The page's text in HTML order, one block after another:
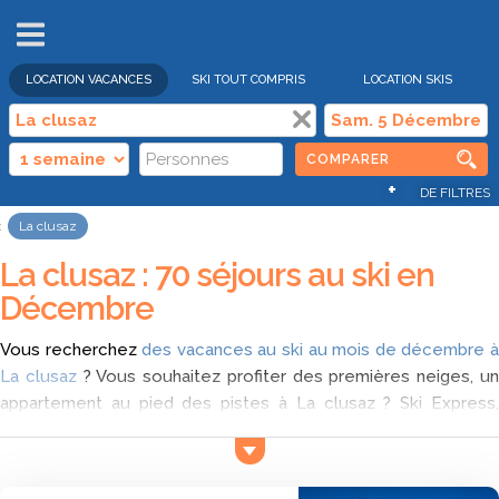
LOCATION VACANCES SKI TOUT COMPRIS LOCATION SKIS
COMPARER
+ DE FILTRES
La clusaz
La clusaz : 70 séjours au ski en
Décembre
Vous recherchezdes vacances au ski au mois de décembre à
La clusaz? Vous souhaitez profiter des premières neiges, un
appartement au pied des pistes à La clusaz ? Ski Express,
offres pour un séjour au ski tout compris à La clusaz en
décembre et trouvez parmi la liste d'offres qui est le moins